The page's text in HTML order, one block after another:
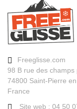
Freeglisse.com
98 B rue des champs
74800 Saint-Pierre
France
Site web : 04 50